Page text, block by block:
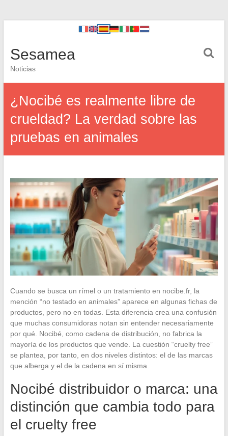
Sesamea
Noticias
¿Nocibé es realmente libre de
crueldad? La verdad sobre las
pruebas en animales
Cuando se busca un rímel o un tratamiento en nocibe.fr, la
mención “no testado en animales” aparece en algunas fichas de
productos, pero no en todas. Esta diferencia crea una confusión
que muchas consumidoras notan sin entender necesariamente
por qué. Nocibé, como cadena de distribución, no fabrica la
mayoría de los productos que vende. La cuestión “cruelty free”
se plantea, por tanto, en dos niveles distintos: el de las marcas
que alberga y el de la cadena en sí misma.
Nocibé distribuidor o marca: una
distinción que cambia todo para
el cruelty free